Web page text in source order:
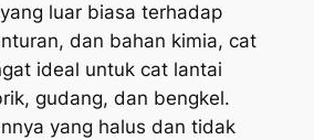
luar biasa terhadap
dan bahan kimia, cat
ideal untuk cat lantai
gudang, dan bengkel.
yang halus dan tidak